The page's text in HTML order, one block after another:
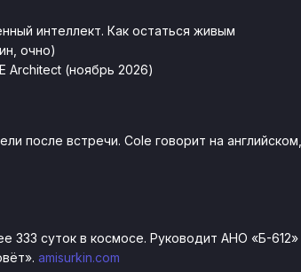
интеллект. Как остаться живым
очно)
Architect (ноябрь 2026)
после встречи. Cole говорит на английском,
333 суток в космосе. Руководит АНО «Б-612»
amisurkin.com